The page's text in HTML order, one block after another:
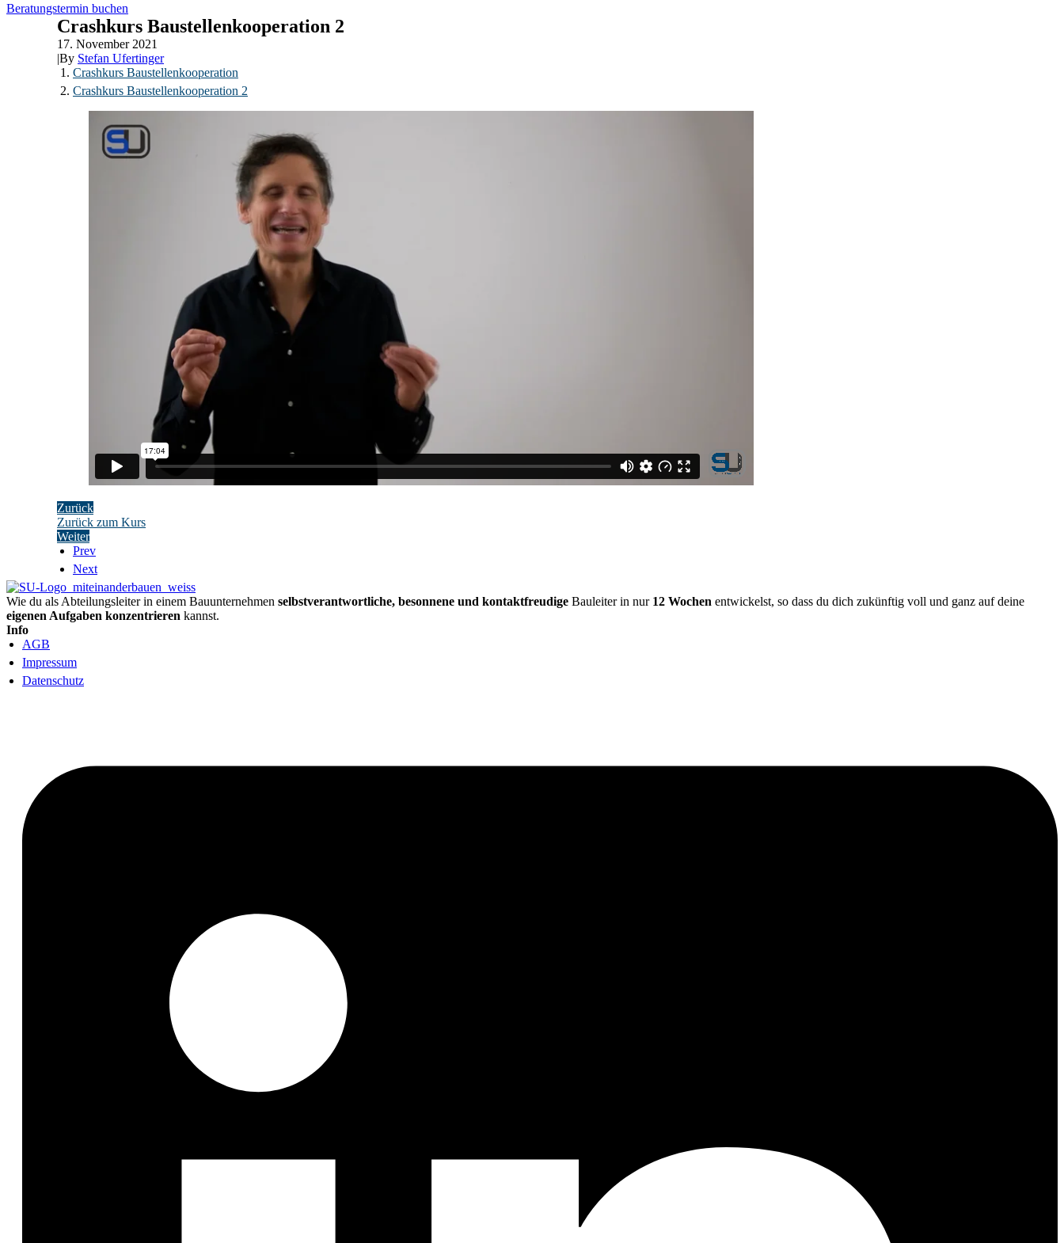
Beratungstermin buchen
Crashkurs Baustellenkooperation 2
17. November 2021
|By Stefan Ufertinger
Crashkurs Baustellenkooperation
Crashkurs Baustellenkooperation 2
Zurück
Zurück zum Kurs
Weiter
Prev
Next
Wie du als Abteilungsleiter in einem Bauunternehmen selbstverantwortliche, besonnene und kontaktfreudige Bauleiter in nur 12 Wochen entwickelst, so dass du dich zukünftig voll und ganz auf deine
eigenen Aufgaben konzentrieren kannst.
Info
AGB
Impressum
Datenschutz